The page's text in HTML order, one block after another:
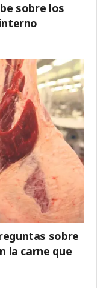
sobre los
sobre
la carne que